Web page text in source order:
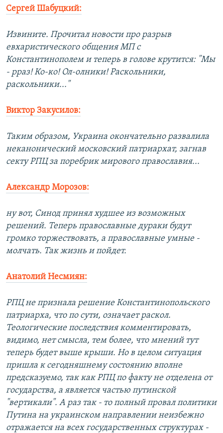
Сергей Шабуцкий:
Извините. Прочитал новости про разрыв
евхаристического общения МП с
Константинополем и теперь в голове крутится: "Мы
- рраз! Ко-ко! Ол-олники! Раскольники,
раскольники..."
Виктор Закусилов:
Таким образом, Украина окончательно развалила
неканонический московский патриархат, загнав
секту РПЦ за поребрик мирового православия...
Александр Морозов:
ну вот, Синод принял худшее из возможных
решений. Теперь православные дураки будут
громко торжествовать, а православные умные -
молчать. Так жизнь и пойдет.
Анатолий Несмиян:
РПЦ не признала решение Константинопольского
патриарха, что по сути, означает раскол.
Теологические последствия комментировать,
видимо, нет смысла, тем более, что мнений тут
теперь будет выше крыши. Но в целом ситуация
пришла к сегодняшнему состоянию вполне
предсказуемо, так как РПЦ по факту не отделена от
государства, а является частью путинской
"вертикали". А раз так - то полный провал политики
Путина на украинском направлении неизбежно
отражается на всех государственных структурах -